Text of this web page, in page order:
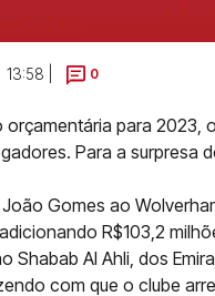
| 0
orçamentária para 2023,
Para a surpresa
Gomes ao
R$103,2
Shabab Al Ahli, dos
com que o clube